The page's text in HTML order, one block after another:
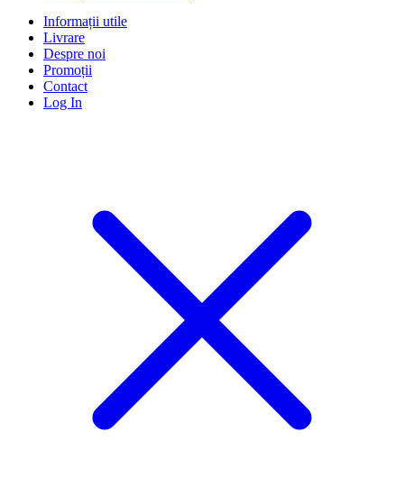
Informații utile
Livrare
Despre noi
Promoții
Contact
Log In